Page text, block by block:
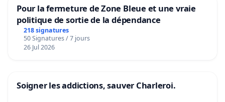
Pour la fermeture de Zone Bleue et une vraie
politique de sortie de la dépendance
218 signatures
50 Signatures / 7 jours
26 Jul 2026
Soigner les addictions, sauver Charleroi.